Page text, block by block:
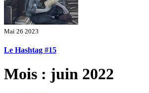
Mai 26 2023
Le Hashtag #15
Mois : juin 2022